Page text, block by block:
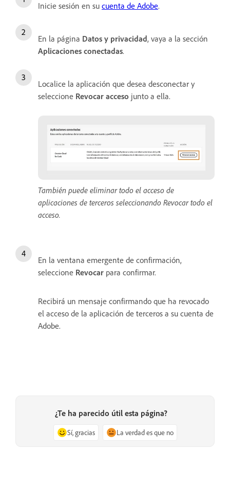
Inicie sesión en su cuenta de Adobe.
En la página Datos y privacidad, vaya a la sección
Aplicaciones conectadas.
Localice la aplicación que desea desconectar y
seleccione Revocar acceso junto a ella.
También puede eliminar todo el acceso de
aplicaciones de terceros seleccionando Revocar todo el
acceso.
En la ventana emergente de confirmación,
seleccione Revocar para confirmar.
Recibirá un mensaje confirmando que ha revocado
el acceso de la aplicación de terceros a su cuenta de
Adobe.
¿Te ha parecido útil esta página?
Sí, gracias La verdad es que no